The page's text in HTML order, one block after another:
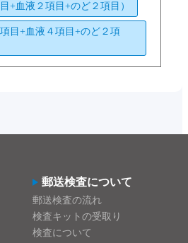
+血液２項目+のど２項目）
目+血液４項目+のど２項
郵送検査について
郵送検査の流れ
検査キットの受取り
検査について